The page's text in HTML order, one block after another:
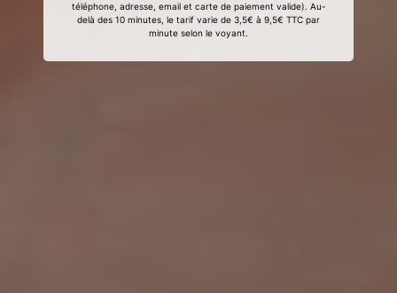
téléphone, adresse, email et carte de paiement valide). Au-
delà des 10 minutes, le tarif varie de 3,5€ à 9,5€ TTC par
minute selon le voyant.